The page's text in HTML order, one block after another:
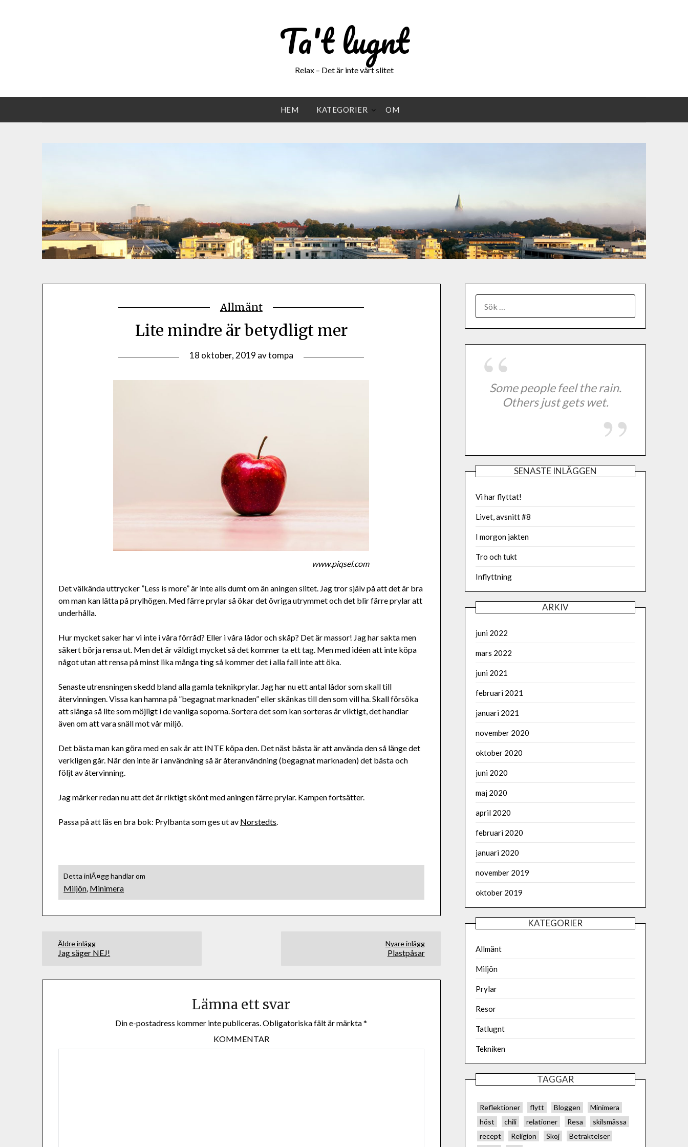
Ta't lugnt
Relax – Det är inte värt slitet
HEM KATEGORIER OM
Allmänt
Lite mindre är betydligt mer
18 oktober, 2019 avtompa
www.piqsel.com
Det välkända uttrycker ”Less is more” är inte alls dumt om än aningen slitet. Jag tror själv på att det är bra
om man kan lätta på prylhögen. Med färre prylar så ökar det övriga utrymmet och det blir färre prylar att
underhålla.
Hur mycket saker har vi inte i våra förråd? Eller i våra lådor och skåp? Det är massor! Jag har sakta men
säkert börja rensa ut. Men det är väldigt mycket så det kommer ta ett tag. Men med idéen att inte köpa
något utan att rensa på minst lika många ting så kommer det i alla fall inte att öka.
Senaste utrensningen skedd bland alla gamla teknikprylar. Jag har nu ett antal lådor som skall till
återvinningen. Vissa kan hamna på ”begagnat marknaden” eller skänkas till den som vill ha. Skall försöka
att slänga så lite som möjligt i de vanliga soporna. Sortera det som kan sorteras är viktigt, det handlar
även om att vara snäll mot vår miljö.
Det bästa man kan göra med en sak är att INTE köpa den. Det näst bästa är att använda den så länge det
verkligen går. När den inte är i användning så är återanvändning (begagnat marknaden) det bästa och
följt av återvinning.
Jag märker redan nu att det är riktigt skönt med aningen färre prylar. Kampen fortsätter.
Passa på att läs en bra bok: Prylbanta som ges ut av Norstedts
Detta inlÃ¤gg handlar om
Miljön Minimera
Äldre inlägg
Jag säger NEJ!
Nyare inlägg
Plastpåsar
Lämna ett svar
Din e-postadress kommer inte publiceras.Obligatoriska fält är märkta*
KOMMENTAR
Some people feel the rain.
Others just gets wet.
SENASTE INLÄGGEN
Vi har flyttat!
Livet, avsnitt #8
I morgon jakten
Tro och tukt
Inflyttning
ARKIV
juni 2022
mars 2022
juni 2021
februari 2021
januari 2021
november 2020
oktober 2020
juni 2020
maj 2020
april 2020
februari 2020
januari 2020
november 2019
oktober 2019
KATEGORIER
Allmänt
Miljön
Prylar
Resor
Tatlugnt
Tekniken
TAGGAR
Reflektioner flytt Bloggen
Minimera
höst
chili relationer Resa
skilsmässa
recept
Religion Skoj
Betraktelser